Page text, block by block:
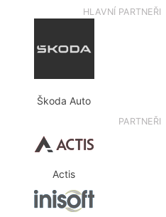
HLAVNÍ PARTNEŘI
Škoda Auto
PARTNEŘI
Actis